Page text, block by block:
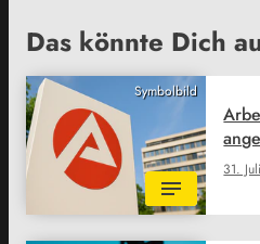
Das könnte Dich
Symbolbild
31.